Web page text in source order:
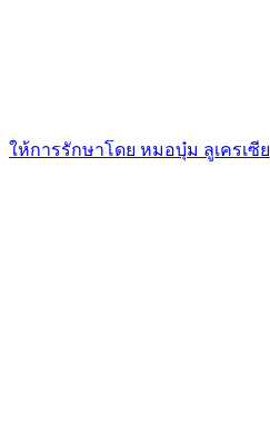
ให้การรักษาโดย หมอบุ๋ม ลูเครเซีย